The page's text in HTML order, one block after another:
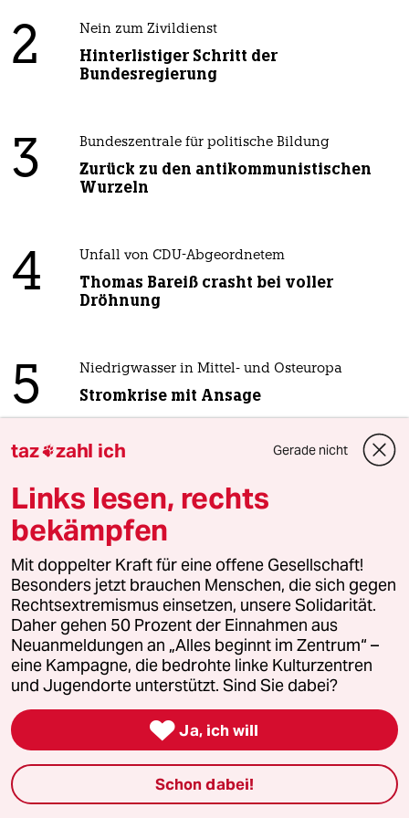
2 Nein zum Zivildienst
Hinterlistiger Schritt der
Bundesregierung
3 Bundeszentrale für politische Bildung
Zurück zu den antikommunistischen
Wurzeln
4 Unfall von CDU-Abgeordnetem
Thomas Bareiß crasht bei voller
Dröhnung
5 Niedrigwasser in Mittel- und Osteuropa
Stromkrise mit Ansage
6 Der Urknall
taz
Folgen Sie uns
Ressorts
Politik
taz zahl ich Gerade nicht
Links lesen, rechts
bekämpfen
Mit doppelter Kraft für eine offene Gesellschaft!
Besonders jetzt brauchen Menschen, die sich gegen
Rechtsextremismus einsetzen, unsere Solidarität.
Daher gehen 50 Prozent der Einnahmen aus
Neuanmeldungen an „Alles beginnt im Zentrum“ –
eine Kampagne, die bedrohte linke Kulturzentren
und Jugendorte unterstützt. Sind Sie dabei?
 Ja, ich will
Schon dabei!